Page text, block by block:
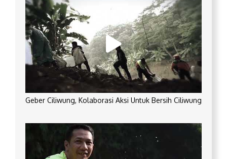
Geber Ciliwung, Kolaborasi Aksi Untuk Bersih Ciliwung